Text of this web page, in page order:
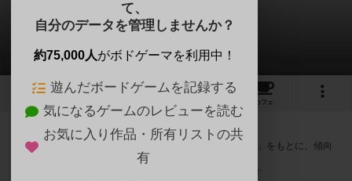
ティカル
次のおすすめボードゲーム
16 1 19
カフェ
『ティカル』が好きな方へのおすすめ
このゲームのトップページで投票された「プレイ感の評価」をもとに、傾向
が近いボードゲームをランキング形式で紹介します。
て、
自分のデータを管理しませんか？
約75,000人がボドゲーマを利用中！
遊んだボードゲームを記録する
気になるゲームのレビューを読む
お気に入り作品・所有リストの共
有